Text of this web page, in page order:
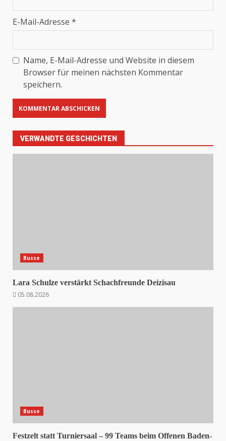
E-Mail-Adresse *
Name, E-Mail-Adresse und Website in diesem
Browser für meinen nächsten Kommentar
speichern.
VERWANDTE GESCHICHTEN
Busse
Lara Schulze verstärkt Schachfreunde Deizisau
05.08.2026
Busse
Festzelt statt Turniersaal – 99 Teams beim Offenen Baden-